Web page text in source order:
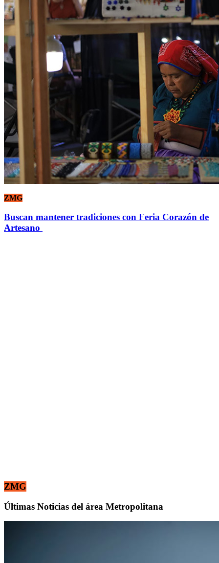
ZMG
Buscan mantener tradiciones con Feria Corazón de
Artesano
ZMG
Últimas Noticias del área Metropolitana